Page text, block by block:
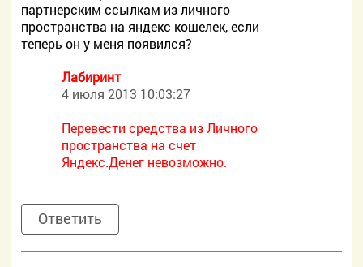
партнерским ссылкам из личного
пространства на яндекс кошелек, если
теперь он у меня появился?
Лабиринт
4 июля 2013 10:03:27
Перевести средства из Личного
пространства на счет
Яндекс.Денег невозможно.
Ответить